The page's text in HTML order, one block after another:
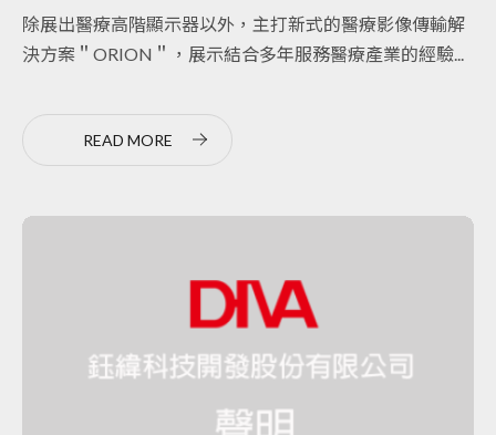
除展出醫療高階顯示器以外，主打新式的醫療影像傳輸解
決方案＂ORION＂，展示結合多年服務醫療產業的經驗...
READ MORE